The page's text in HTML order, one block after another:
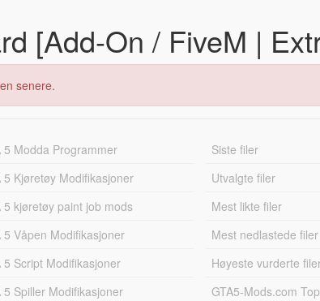
[Add-On / FiveM |
senere.
5 Modda Programmer
5 Kjøretøy Modifikasjoner
5 kjøretøy paint job mods
5 Våpen Modifikasjoner
5 Script Modifikasjoner
5 Spiller Modifikasjoner
Siste filer
Utvalgte filer
Mest likte filer
Mest nedlastede filer
Høyeste vurderte
GTA5-Mods.com